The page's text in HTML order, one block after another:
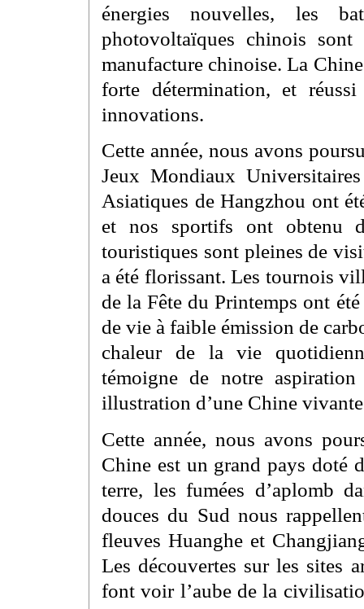
énergies nouvelles, les
photovoltaïques chinois
manufacture chinoise. La
forte détermination, et
innovations.
Cette année, nous avons
Jeux Mondiaux
Asiatiques de Hangzhou ont
et nos sportifs ont obtenu
touristiques sont pleines de
a été florissant. Les tournois
de la Fête du Printemps ont
de vie à faible émission de
chaleur de la vie
témoigne de notre
illustration d’une Chine
Cette année, nous avons
Chine est un grand pays doté
terre, les fumées d’aplomb
douces du Sud nous
fleuves Huanghe et
Les découvertes sur les sites
font voir l’aube de la